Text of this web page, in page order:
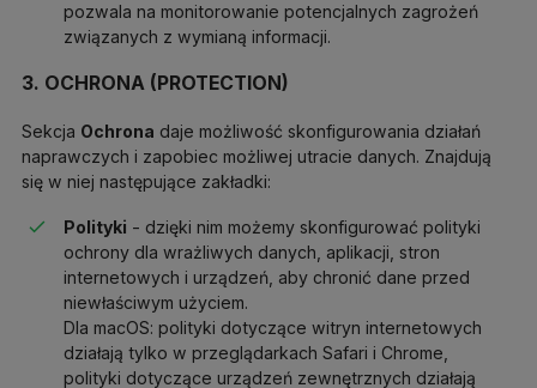
pozwala na monitorowanie potencjalnych zagrożeń
związanych z wymianą informacji.
3. OCHRONA (PROTECTION)
Sekcja Ochrona daje możliwość skonfigurowania działań
naprawczych i zapobiec możliwej utracie danych. Znajdują
się w niej następujące zakładki:
Polityki - dzięki nim możemy skonfigurować polityki
ochrony dla wrażliwych danych, aplikacji, stron
internetowych i urządzeń, aby chronić dane przed
niewłaściwym użyciem.
Dla macOS: polityki dotyczące witryn internetowych
działają tylko w przeglądarkach Safari i Chrome,
polityki dotyczące urządzeń zewnętrznych działają